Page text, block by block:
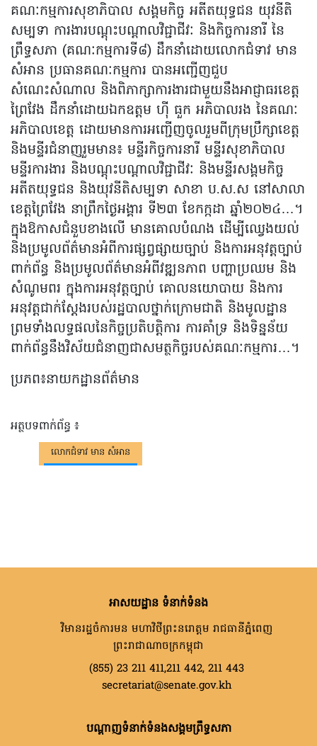
គណៈកម្មការសុខាភិបាល សង្គមកិច្ច អតីតយុទ្ធជន យុវនីតិ
សម្បទា ការងារបណ្តុះបណ្តាលវិជ្ជាជីវៈ និងកិច្ចការនារី នៃ
ព្រឹទ្ធសភា (គណៈកម្មការទី៨) ដឹកនាំដោយលោកជំទាវ មាន
សំអាន ប្រធានគណៈកម្មការ បានអញ្ជើញជួប
សំណេះសំណាល និងពិភាក្សាការងារជាមួយនឹងអាជ្ញាធរខេត្ត
ព្រៃវែង ដឹកនាំដោយឯកឧត្តម ហ៊ី ធួក អភិបាលរង នៃគណៈ
អភិបាលខេត្ត ដោយមានការអញ្ជើញចូលរួមពីក្រុមប្រឹក្សាខេត្ត
និងមន្ទីរជំនាញរួមមាន៖ មន្ទីរកិច្ចការនារី មន្ទីរសុខាភិបាល
មន្ទីរការងារ និងបណ្តុះបណ្តាលវិជ្ជាជីវៈ និងមន្ទីរសង្គមកិច្ច
អតីតយុទ្ធជន និងយុវនីតិសម្បទា សាខា ប.ស.ស នៅសាលា
ខេត្តព្រៃវែង នាព្រឹកថ្ងៃអង្គារ ទី២៣ ខែកក្កដា ឆ្នាំ២០២៤…។
ក្នុងឱកាសជំនួបខាងលើ មានគោលបំណង ដើម្បីឈ្វេងយល់
និងប្រមូលព័ត៌មានអំពីការផ្សព្វផ្សាយច្បាប់ និងការអនុវត្តច្បាប់
ពាក់ព័ន្ធ និងប្រមូលព័ត៌មានអំពីវឌ្ឍនភាព បញ្ហាប្រឈម និង
សំណូមពរ ក្នុងការអនុវត្តច្បាប់ គោលនយោបាយ និងការ
អនុវត្តជាក់ស្ដែងរបស់រដ្ឋបាលថ្នាក់ក្រោមជាតិ និងមូលដ្ឋាន
ព្រមទាំងលទ្ធផលនៃកិច្ចប្រតិបត្តិការ ការគាំទ្រ និងទិន្នន័យ
ពាក់ព័ន្ធនឹងវិស័យជំនាញជាសមត្ថកិច្ចរបស់គណៈកម្មការ…។
ប្រភព៖នាយកដ្ឋានព័ត៌មាន
អត្ថបទពាក់ព័ន្ធ ៖
លោកជំទាវ មាន សំអាន
អាសយដ្ឋាន ទំនាក់ទំនង
វិមានរដ្ឋចំការមន មហាវិថីព្រះនរោត្តម រាជធានីភ្នំពេញ
ព្រះរាជាណាចក្រកម្ពុជា
(855) 23 211 411,211 442, 211 443
secretariat@senate.gov.kh
បណ្តាញទំនាក់ទំនងសង្គមព្រឹទ្ធសភា